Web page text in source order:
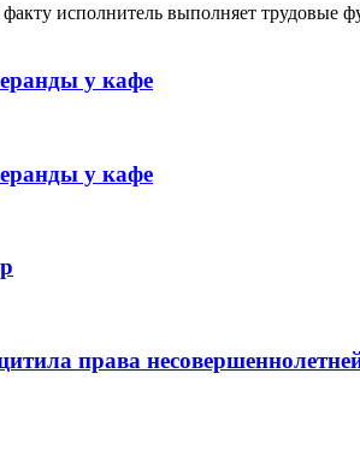
исполнитель выполняет трудовые
у кафе
у кафе
права